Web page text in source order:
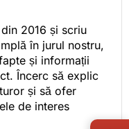
2016 și scriu
în jurul nostru,
și informații
Încerc să explic
și să ofer
de interes